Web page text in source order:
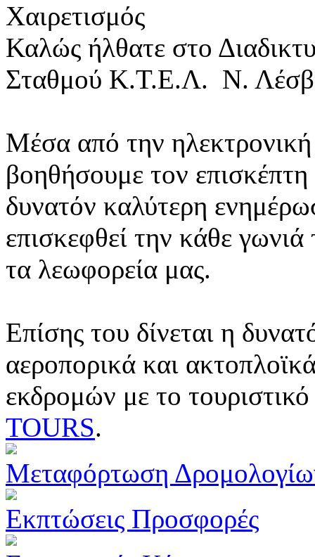
Χαιρετισμός
Καλώς ήλθατε στο
Σταθμού Κ.Τ.Ε.Λ. Ν.
Μέσα από την ηλεκτρονική
βοηθήσουμε τον
δυνατόν καλύτερη
επισκεφθεί την κάθε
τα λεωφορεία μας.
Επίσης του δίνεται η
αεροπορικά και
εκδρομών με το
TOURS.
Μεταφόρτωση
Εκπτώσεις Προσφορές